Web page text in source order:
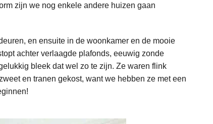
zijn we nog enkele andere huizen gaan
en ensuite in de woonkamer en de mooie
achter verlaagde plafonds, eeuwig zonde
bleek dat wel zo te zijn. Ze waren flink
en tranen gekost, want we hebben ze met een